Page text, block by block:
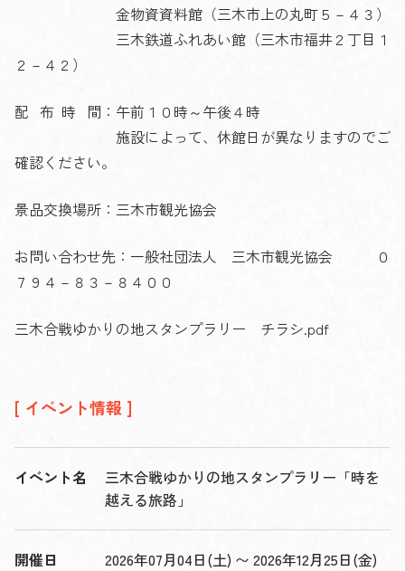
金物資資料館（三木市上の丸町５－４３）
三木鉄道ふれあい館（三木市福井２丁目１
２－４２）
配 布 時 間：午前１０時～午後４時
施設によって、休館日が異なりますのでご
確認ください。
景品交換場所：三木市観光協会
お問い合わせ先：一般社団法人 三木市観光協会 ０
７９４－８３－８４００
三木合戦ゆかりの地スタンプラリー チラシ.pdf
[ イベント情報 ]
イベント名
三木合戦ゆかりの地スタンプラリー「時を
越える旅路」
開催日 2026年07月04日(土) 〜 2026年12月25日(金)